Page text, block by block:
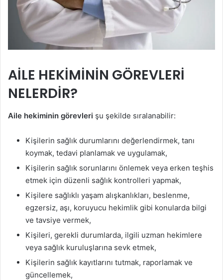
AİLE HEKİMİNİN GÖREVLERİ
NELERDİR?
Aile hekiminin görevleri şu şekilde sıralanabilir:
Kişilerin sağlık durumlarını değerlendirmek, tanı
koymak, tedavi planlamak ve uygulamak,
Kişilerin sağlık sorunlarını önlemek veya erken teşhis
etmek için düzenli sağlık kontrolleri yapmak,
Kişilere sağlıklı yaşam alışkanlıkları, beslenme,
egzersiz, aşı, koruyucu hekimlik gibi konularda bilgi
ve tavsiye vermek,
Kişileri, gerekli durumlarda, ilgili uzman hekimlere
veya sağlık kuruluşlarına sevk etmek,
Kişilerin sağlık kayıtlarını tutmak, raporlamak ve
güncellemek,